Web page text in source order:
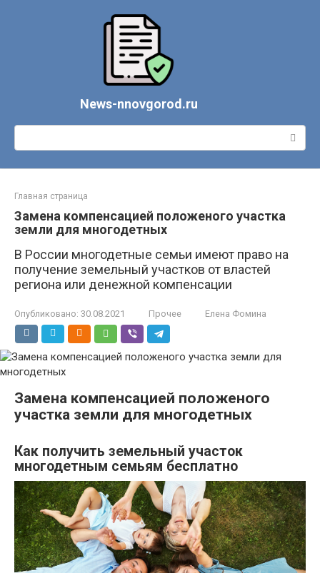
News-nnovgorod.ru
Поиск:
Главная страница
Замена компенсацией положеного участка
земли для многодетных
В России многодетные семьи имеют право на
получение земельный участков от властей
региона или денежной компенсации
Опубликовано: 30.08.2021 Прочее Елена Фомина
Замена компенсацией положеного
участка земли для многодетных
Как получить земельный участок
многодетным семьям бесплатно